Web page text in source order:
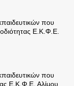
που
Ε.Κ.Φ.Ε.
που
Ε.Κ.Φ.Ε. Αλίμου